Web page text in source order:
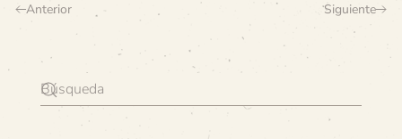
Anterior Siguiente